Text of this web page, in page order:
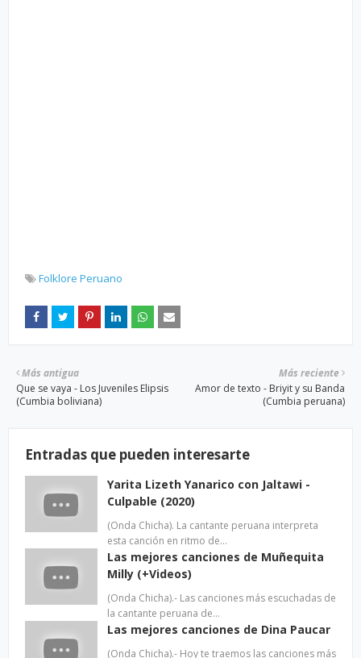
Folklore Peruano
Más reciente
Amor de texto - Briyit y su Banda
(Cumbia peruana)
Más antigua
Que se vaya - Los Juveniles Elipsis
(Cumbia boliviana)
Entradas que pueden interesarte
Yarita Lizeth Yanarico con Jaltawi -
Culpable (2020)
(Onda Chicha). La cantante peruana interpreta
esta canción en ritmo de…
Las mejores canciones de Muñequita
Milly (+Videos)
(Onda Chicha).- Las canciones más escuchadas de
la cantante peruana de…
Las mejores canciones de Dina Paucar
(Onda Chicha).- Hoy te traemos las canciones más